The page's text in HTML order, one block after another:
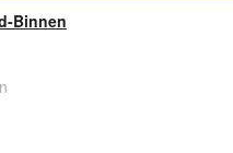
Binnen